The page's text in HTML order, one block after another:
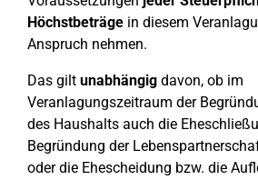
Höchstbeträge in diesem
Anspruch nehmen.
Das gilt unabhängig davon, ob im
Veranlagungszeitraum der
des Haushalts auch die
Begründung der
oder die Ehescheidung bzw. die